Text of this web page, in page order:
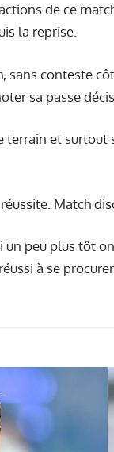
de ce
la reprise.
sans conteste
sa passe
terrain et
Match
un peu plus tôt
à se